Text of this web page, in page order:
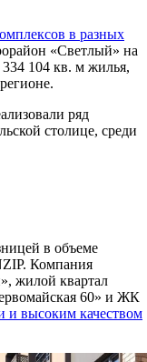
в разных
«Светлый» на
104 кв. м жилья,
ряд
столице, среди
в объеме
Компания
жилой квартал
60» и ЖК
и высоким качеством